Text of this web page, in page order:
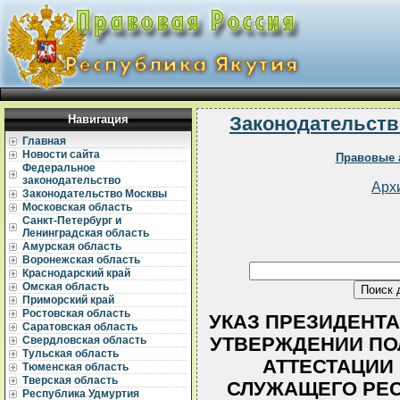
Навигация
Главная
Новости сайта
Федеральное
законодательство
Законодательство Москвы
Московская область
Санкт-Петербург и
Ленинградская область
Амурская область
Воронежская область
Краснодарский край
Омская область
Приморский край
Ростовская область
Саратовская область
Свердловская область
Тульская область
Тюменская область
Тверская область
Республика Удмуртия
Правовые
УКАЗ ПРЕЗИДЕНТА
УТВЕРЖДЕНИИ
СЛУЖАЩЕГО